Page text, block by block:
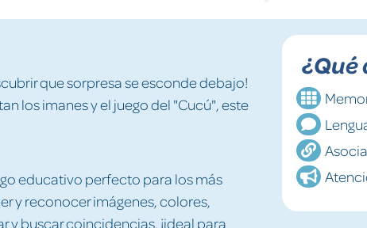
que sorpresa se esconde debajo!
los imanes y el juego del "Cucú", este
educativo perfecto para los más
y reconocer imágenes, colores,
buscar coincidencias, ¡ideal para
¿Qué